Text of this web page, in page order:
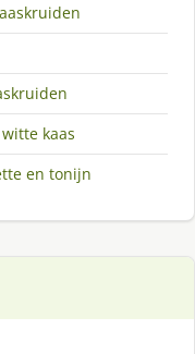
kaas
en tonijn